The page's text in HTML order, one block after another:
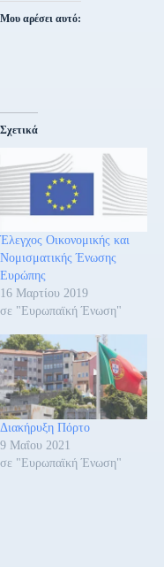
Μου αρέσει αυτό:
Σχετικά
Έλεγχος Οικονομικής και
Νομισματικής Ένωσης
Ευρώπης
16 Μαρτίου 2019
σε "Ευρωπαϊκή Ένωση"
Διακήρυξη Πόρτο
9 Μαΐου 2021
σε "Ευρωπαϊκή Ένωση"